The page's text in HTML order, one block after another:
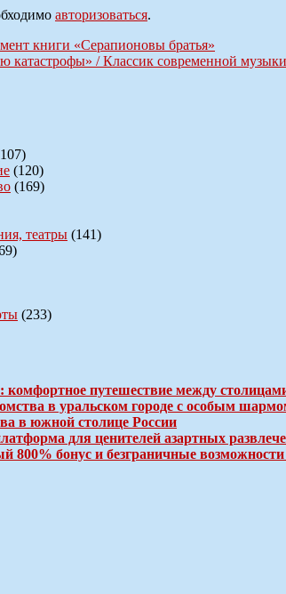
авторизоваться.
книги «Серапионовы братья»
/ Классик современной
(120)
(169)
театры (141)
(233)
путешествие между
в уральском городе с особым
в южной столице России
для ценителей азартных
800% бонус и безграничные